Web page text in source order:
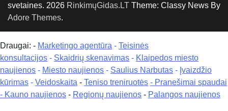
svetaines. 2026 RinkimųGidas.LT Theme: Classy News By
Adore Themes.
Draugai: - Marketingo agentūra - Teisinės
konsultacijos - Skaidrių skenavimas - Klaipedos miesto
naujienos - Miesto naujienos - Saulius Narbutas - Įvaizdžio
kūrimas - Veidoskaita - Teniso treniruotės - Pranešimai spaudai
- Kauno naujienos - Regionų naujienos - Palangos naujienos